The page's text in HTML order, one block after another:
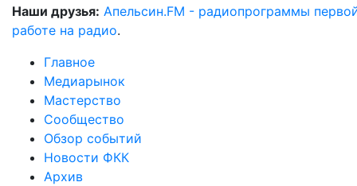
Наши друзья: Апельсин.FM - радиопрограммы
работе на радио.
Главное
Медиарынок
Мастерство
Сообщество
Обзор событий
Новости ФКК
Архив